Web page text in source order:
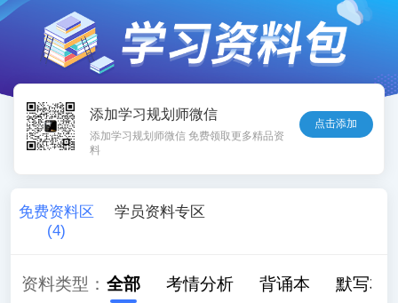
添加学习规划师微信
添加学习规划师微信 免费领取更多精品资
料
点击添加
免费资料区
(4)
学员资料专区
资料类型： 全部 考情分析 背诵本 默写本